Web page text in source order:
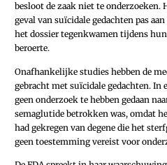
besloot de zaak niet te onderzoeken.
geval van suïcidale gedachten pas
het dossier tegenkwamen tijdens
beroerte.
Onafhankelijke studies hebben de
gebracht met suïcidale gedachten. In
geen onderzoek te hebben gedaan
semaglutide betrokken was, omdat
had gekregen van degene die het
geen toestemming vereist voor